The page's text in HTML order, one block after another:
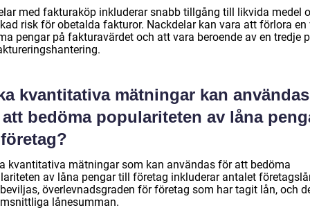
med fakturaköp inkluderar snabb tillgång till likvida medel
risk för obetalda fakturor. Nackdelar kan vara att förlora en
pengar på fakturavärdet och att vara beroende av en tredje
kvantitativa mätningar kan användas
bedöma populariteten av låna
kvantitativa mätningar som kan användas för att bedöma
av låna pengar till företag inkluderar antalet
överlevnadsgraden för företag som har tagit lån, och
lånesumman.